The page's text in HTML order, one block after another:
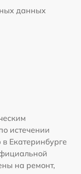
данных
истечении
Екатеринбурге
на ремонт,